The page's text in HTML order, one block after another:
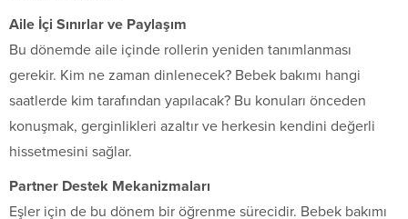
Aile İçi Sınırlar ve Paylaşım
Bu dönemde aile içinde rollerin yeniden tanımlanması
gerekir. Kim ne zaman dinlenecek? Bebek bakımı hangi
saatlerde kim tarafından yapılacak? Bu konuları önceden
konuşmak, gerginlikleri azaltır ve herkesin kendini değerli
hissetmesini sağlar.
Partner Destek Mekanizmaları
Eşler için de bu dönem bir öğrenme sürecidir. Bebek bakımı